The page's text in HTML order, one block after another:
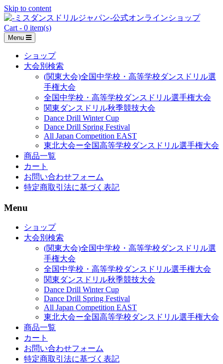
Skip to content
Cart - 0 item(s)
Menu
ショップ
大会別検索
(関東大会)全国中学校・高等学校ダンスドリル選
手権大会
全国中学校・高等学校ダンスドリル選手権大会
関東ダンスドリル秋季競技大会
Dance Drill Winter Cup
Dance Drill Spring Festival
All Japan Competition EAST
東北大会ー全国高等学校ダンスドリル選手権大会
商品一覧
カート
お問い合わせフォーム
特定商取引法に基づく表記
Menu
ショップ
大会別検索
(関東大会)全国中学校・高等学校ダンスドリル選
手権大会
全国中学校・高等学校ダンスドリル選手権大会
関東ダンスドリル秋季競技大会
Dance Drill Winter Cup
Dance Drill Spring Festival
All Japan Competition EAST
東北大会ー全国高等学校ダンスドリル選手権大会
商品一覧
カート
お問い合わせフォーム
特定商取引法に基づく表記